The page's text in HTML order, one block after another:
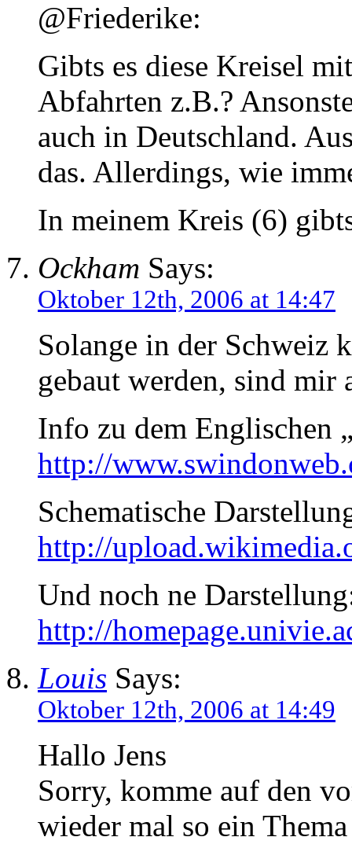
@Friederike:
Gibts es diese Kreisel
Abfahrten z.B.?
auch in Deutschland.
das. Allerdings, wie
In meinem Kreis (6)
Ockham Says:
Oktober 12th, 2006 at 14:47
Solange in der Schweiz
gebaut werden, sind
Info zu dem Englischen
http://
Schematische
http://
Und noch ne
http://
Louis Says:
Oktober 12th, 2006 at 14:49
Hallo Jens
Sorry, komme auf den
wieder mal so ein